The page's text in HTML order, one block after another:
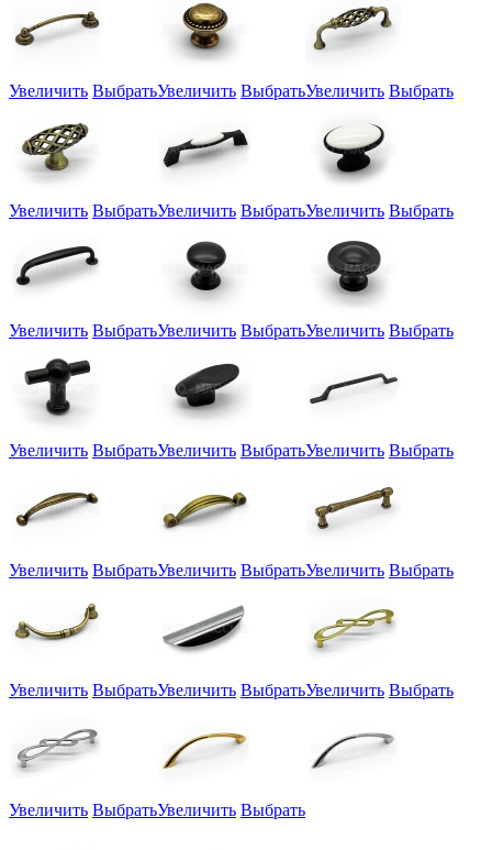
Увеличить ВыбратьУвеличить ВыбратьУвеличить Выбрать
Увеличить ВыбратьУвеличить ВыбратьУвеличить Выбрать
Увеличить ВыбратьУвеличить ВыбратьУвеличить Выбрать
Увеличить ВыбратьУвеличить ВыбратьУвеличить Выбрать
Увеличить ВыбратьУвеличить ВыбратьУвеличить Выбрать
Увеличить ВыбратьУвеличить ВыбратьУвеличить Выбрать
Увеличить ВыбратьУвеличить Выбрать